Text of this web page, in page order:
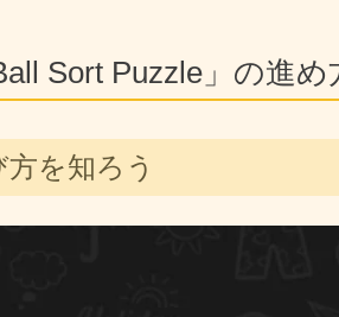
Sort Puzzle」の進め
方を知ろう